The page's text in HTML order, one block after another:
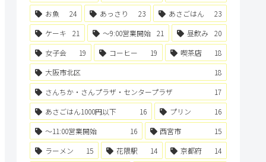
お魚
24 あっさり 23 あさごはん
23
ケーキ
21 〜9:00営業開始 21 昼飲み
20
女子会
19 コーヒー 19 喫茶店
18
大阪市北区
18
さんちか・さんプラザ・センタープラザ
17
あさごはん1000円以下
16 プリン
16
〜11:00営業開始
16 西宮市
15
ラーメン
15 花隈駅 14 京都府
14